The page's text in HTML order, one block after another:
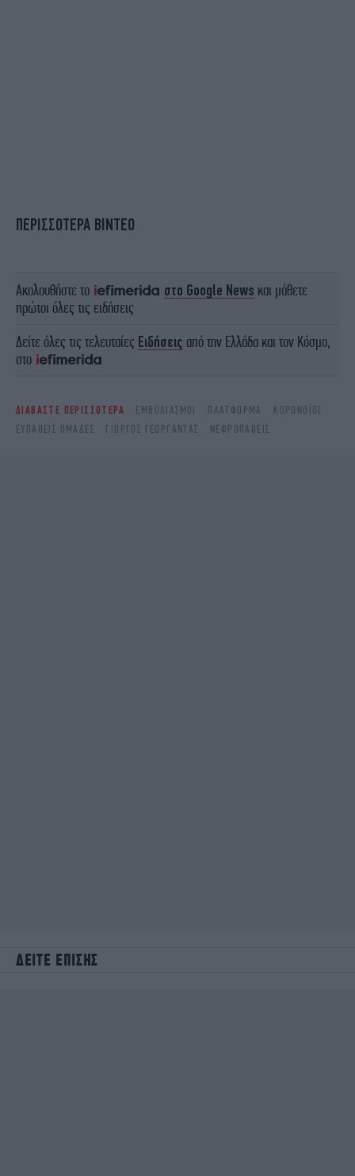
ΠΕΡΙΣΣΟΤΕΡΑ ΒΙΝΤΕΟ
Ακολουθήστε το στο Google News και μάθετε
πρώτοι όλες τις ειδήσεις
Δείτε όλες τις τελευταίες Ειδήσεις από την Ελλάδα και τον Κόσμο,
στο
ΔΙΑΒΑΣΤΕ ΠΕΡΙΣΣΟΤΕΡΑ ΕΜΒΟΛΙΑΣΜΟΊ ΠΛΑΤΦΌΡΜΑ
ΚΟΡΩΝΟΪΌΣ
ΕΥΠΑΘΕΊΣ ΟΜΆΔΕΣ
ΓΙΏΡΓΟΣ ΓΕΩΡΓΑΝΤΆΣ ΝΕΦΡΟΠΑΘΕΊΣ
ΔΕΙΤΕ ΕΠΙΣΗΣ